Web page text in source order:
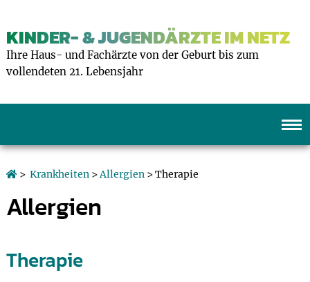
KINDER- & JUGENDÄRZTE IM NETZ
Ihre Haus- und Fachärzte von der Geburt bis zum
vollendeten 21. Lebensjahr
> Krankheiten>Allergien> Therapie
Allergien
Therapie